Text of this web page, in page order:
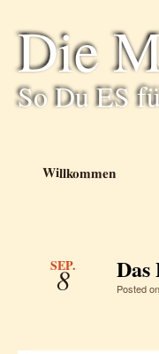
Die
So Du ES
Willkommen
SEP.
8 Posted on